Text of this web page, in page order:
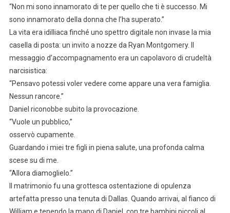
“Non mi sono innamorato di te per quello che ti è successo. Mi
sono innamorato della donna che l’ha superato.”
La vita era idilliaca finché uno spettro digitale non invase la mia
casella di posta: un invito a nozze da Ryan Montgomery. Il
messaggio d’accompagnamento era un capolavoro di crudeltà
narcisistica:
“Pensavo potessi voler vedere come appare una vera famiglia.
Nessun rancore.”
Daniel riconobbe subito la provocazione.
“Vuole un pubblico,”
osservò cupamente.
Guardando i miei tre figli in piena salute, una profonda calma
scese su di me.
“Allora diamoglielo.”
Il matrimonio fu una grottesca ostentazione di opulenza
artefatta presso una tenuta di Dallas. Quando arrivai, al fianco di